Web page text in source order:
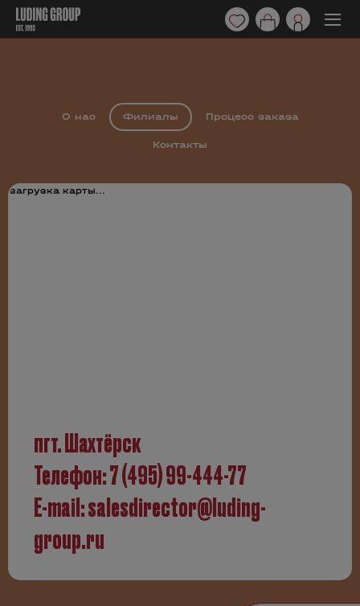
О нас Филиалы Процесс заказа
Контакты
загрузка карты...
пгт. Шахтёрск
Телефон:7 (495) 99-444-77
E-mail:salesdirector@luding-
group.ru